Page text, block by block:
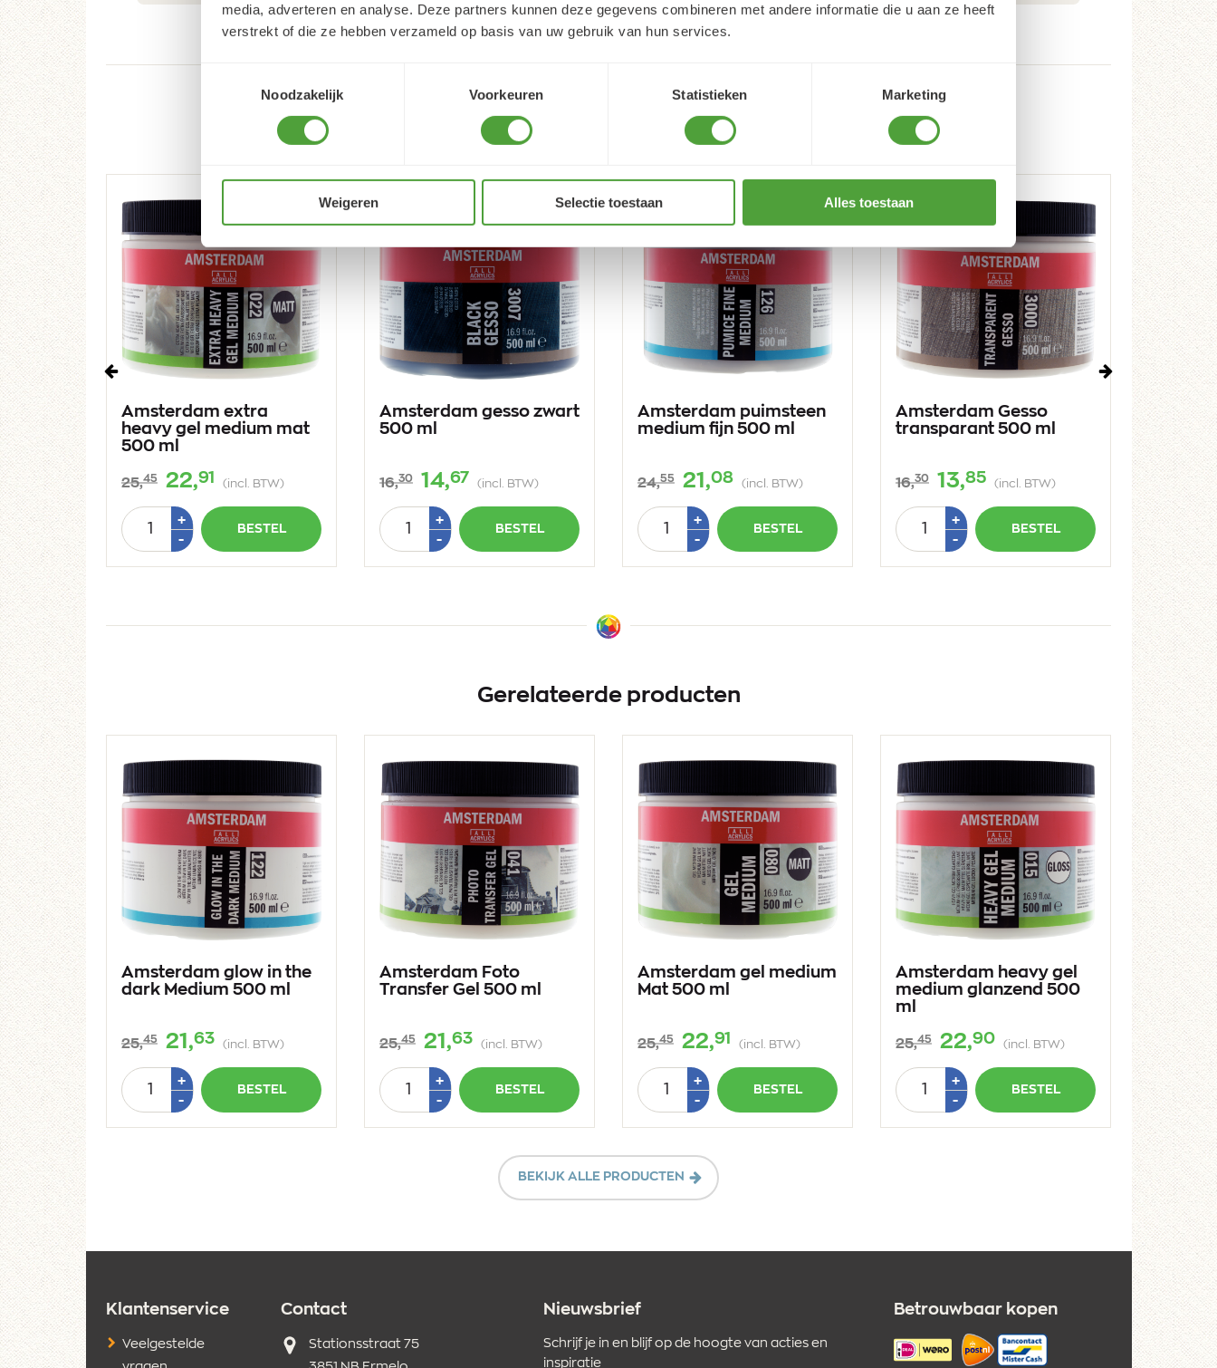
media, adverteren en analyse. Deze partners kunnen deze gegevens combineren met andere informatie die u aan ze heeft
verstrekt of die ze hebben verzameld op basis van uw gebruik van hun services.
Noodzakelijk
Voorkeuren Statistieken Marketing
Weigeren Selectie toestaan Alles toestaan
Vorige
Amsterdam extra
heavy gel medium mat
500 ml
25,45 22,91 (incl. BTW)
Aantal +Plus
-Min
BESTEL
Amsterdam gesso zwart
500 ml
16,30 14,67 (incl. BTW)
Aantal +Plus
-Min
BESTEL
Amsterdam puimsteen
medium fijn 500 ml
24,55 21,08 (incl. BTW)
Aantal +Plus
-Min
BESTEL
Amsterdam Gesso
transparant 500 ml
16,30 13,85 (incl. BTW)
Aantal +Plus
-Min
BESTEL
ml
25,45
Aantal +
Volgende
Gerelateerde producten
Amsterdam glow in the
dark Medium 500 ml
25,45 21,63 (incl. BTW)
Aantal +Plus
-Min
BESTEL
Amsterdam Foto
Transfer Gel 500 ml
25,45 21,63 (incl. BTW)
Aantal +Plus
-Min
BESTEL
Amsterdam gel medium
Mat 500 ml
25,45 22,91 (incl. BTW)
Aantal +Plus
-Min
BESTEL
Amsterdam heavy gel
medium glanzend 500
ml
25,45 22,90 (incl. BTW)
Aantal +Plus
-Min
BESTEL
BEKIJK ALLE PRODUCTEN
Klantenservice
Veelgestelde
Contact
Adres
Stationsstraat 75
Nieuwsbrief
Schrijf je in en blijf op de hoogte van acties en
inspiratie
Betrouwbaar kopen